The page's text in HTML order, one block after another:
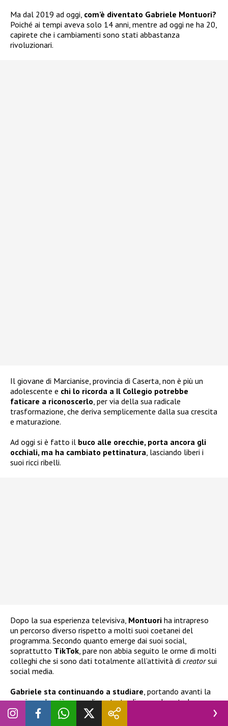
Ma dal 2019 ad oggi, com’è diventato Gabriele Montuori?
Poiché ai tempi aveva solo 14 anni, mentre ad oggi ne ha 20,
capirete che i cambiamenti sono stati abbastanza
rivoluzionari.
Il giovane di Marcianise, provincia di Caserta, non è più un
adolescente e chi lo ricorda a Il Collegio potrebbe
faticare a riconoscerlo, per via della sua radicale
trasformazione, che deriva semplicemente dalla sua crescita
e maturazione.
Ad oggi si è fatto il buco alle orecchie, porta ancora gli
occhiali, ma ha cambiato pettinatura, lasciando liberi i
suoi ricci ribelli.
Dopo la sua esperienza televisiva, Montuori ha intrapreso
un percorso diverso rispetto a molti suoi coetanei del
programma. Secondo quanto emerge dai suoi social,
soprattutto TikTok, pare non abbia seguito le orme di molti
colleghi che si sono dati totalmente all’attività di creatorsui
social media.
Gabriele sta continuando a studiare, portando avanti la
passione che già aveva dimostrato di avere durante la sua
partecipazione aIl Collegio 4, ovvero quella per la
e lachimica . Ogni tanto si diverte anche a